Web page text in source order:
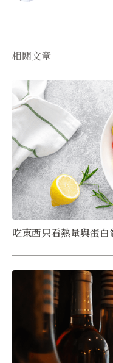
相關文章
吃東西只看熱量與蛋